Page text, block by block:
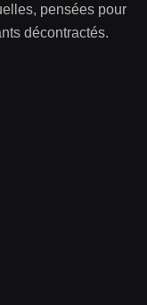
pensées pour
décontractés.